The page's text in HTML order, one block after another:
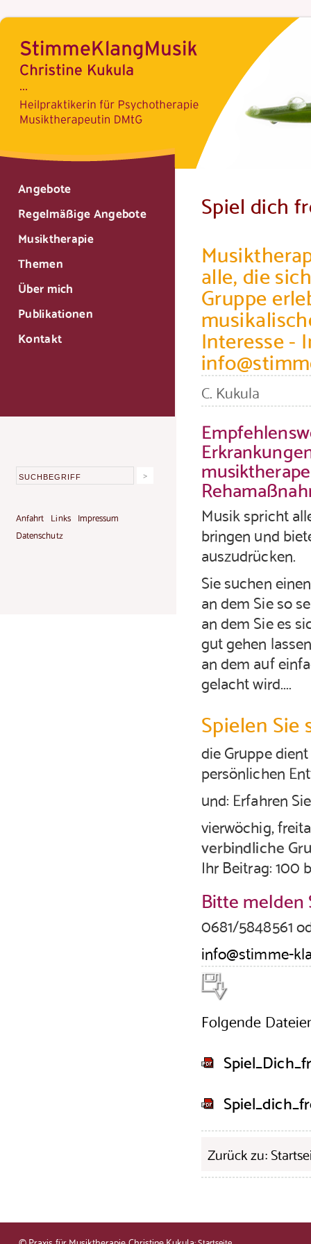
Angebote
Regelmäßige Angebote
Musiktherapie
Themen
Über mich
Publikationen
Kontakt
Anfahrt Links Impressum
Datenschutz
Spiel dich
alle, die
Gruppe
Interesse -
C. Kukula
Musik spricht
bringen und
auszudrücken.
Sie suchen
an dem Sie so
an dem Sie es
gut gehen
an dem auf
gelacht wird....
Spielen Sie
die Gruppe
persönlichen
und: Erfahren
vierwöchig,
verbindliche
Ihr Beitrag: 100
Bitte melden
0681/5848561
info@stimme-
Folgende
Zurück zu: